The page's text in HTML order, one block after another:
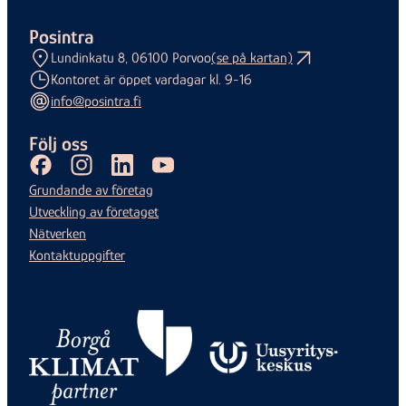
Posintra
Lundinkatu 8, 06100 Porvoo(se på kartan)
Kontoret är öppet vardagar kl. 9-16
info@posintra.fi
Följ oss
FacebookInstagramLinkedInYoutube
Grundande av företag
Utveckling av företaget
Nätverken
Kontaktuppgifter